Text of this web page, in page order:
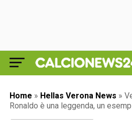
Home » Hellas Verona News »
Ronaldo è una leggenda, un